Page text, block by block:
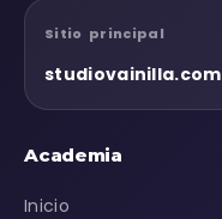
Sitio principal
studiovainilla.com
Academia
Inicio